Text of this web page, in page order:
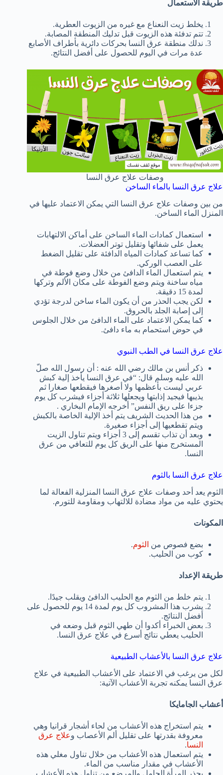
طريقة الاستعمال
يخلط زيت النعناع مع غيره من الزيوت العطرية.
تتم تدفئة هذه الزيوت قبل تدليك المنطقة المصابة.
ندلك منطقة عرق النسا بحركات دائرية بأطراف الأصابع
عدة مرات في اليوم للحصول على أفضل النتائج.
وصفات علاج عرق النسا
علاج عرق النسا بالماء الساخن
من بين وصفات علاج عرق النسا التي يمكن الاعتماد عليها في
المنزل الماء الساخن.
استعمال كمادات الماء الساخن على أماكن الالتهابات
يعمل على شفائها وتقليل توتر العضلات.
كما تساعد كمادات المياه الدافئة على تقليل الضغط
على العصب الوركي.
يتم استعمال الماء الدافئ من خلال وضع فوطة في
مياه ساخنة ويتم وضع الفوطة على مكان الألم وتركها
لمدة 15 دقيقة.
لكن يجب الحذر من أن يكون الماء ساخن لدرجة تؤدي
إلى إصابة الجلد بالحروق.
كما يمكن الاعتماد على الماء الدافئ من خلال الجلوس
في حوض استحمام به ماء دافئ.
علاج عرق النسا في الطب النبوي
ذكر أنس بن مالك رضي الله عنه : أن رسول الله صلّ
الله عليه وسلم قال: “في عرق النسا يأخذ إلية كبش
عربي ليست بأعظمها ولا أصغرها فيقطعها صغارا ثم
يذيبها فيجيد إذابتها ويجعلها ثلاثة أجزاء فيشرب كل يوم
جزءا على ريق النفس” أخرجه الإمام البخاري .
من هذا الحديث الشريف يتم أخذ الإلية الخاصة بالكبش
ويتم تقطعيها إلى أجزاء صغيرة.
وبعد أن تذاب تقسم إلى 3 أجزاء ويتم تناول الزيت
المستخرج منها على الريق كل يوم للتعافي من عرق
النسا.
علاج عرق النسا بالثوم
الثوم يعد أحد وصفات علاج عرق النسا المنزلية الفعالة لما
يحتوي عليه من مواد مضادة للالتهاب ومقاومة للتورم.
المكونات
بضع فصوص من الثوم.
كوب من الحليب.
طريقة الإعداد
يتم خلط من الثوم مع الحليب الدافئ ويقلب جيدًا.
يشرب هذا المشروب كل يوم لمدة 14 يوم للحصول على
أفضل النتائج.
بعض الخبراء أكدوا أن طهي الثوم قبل وضعه في
الحليب يعطي نتائج أسرع في علاج عرق النسا.
علاج عرق النسا بالأعشاب الطبيعية
لكل من يرغب في الاعتماد على الأعشاب الطبيعية في علاج
عرق النسا يمكنه تجربة الأعشاب الآتية:
أعشاب الجامايكا
يتم استخراج هذه الأعشاب من لحاء أشجار قرانيا وهي
معروفة بقدرتها على تقليل ألم الأعصاب وعلاج عرق
النسا.
يتم استعمال هذه الأعشاب من خلال تناول مغلي هذه
الأعشاب في مقدار مناسب من الماء.
يحذر المرأة الحامل والمرضع من تناول هذه الأعشاب